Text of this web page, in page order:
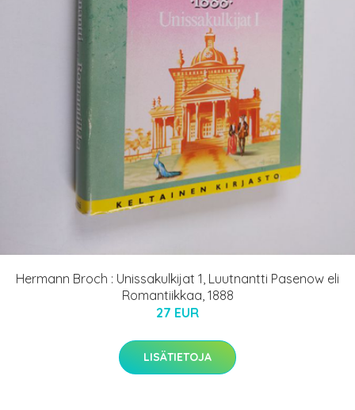
Hermann Broch : Unissakulkijat 1, Luutnantti Pasenow eli
Romantiikkaa, 1888
27 EUR
LISÄTIETOJA